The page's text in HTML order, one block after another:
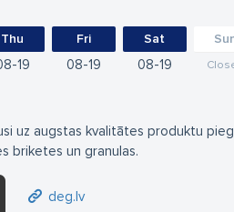
Thu
19
Fri
08 19
Sat
08 19
uz augstas kvalitātes produktu
briketes un granulas.
deg.lv